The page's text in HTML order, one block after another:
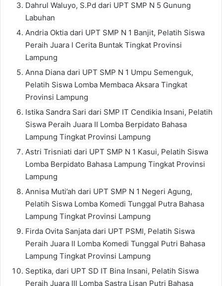
Dahrul Waluyo, S.Pd dari UPT SMP N 5 Gunung
Labuhan
Andria Oktia dari UPT SMP N 1 Banjit, Pelatih Siswa
Peraih Juara I Cerita Buntak Tingkat Provinsi
Lampung
Anna Diana dari UPT SMP N 1 Umpu Semenguk,
Pelatih Siswa Lomba Membaca Aksara Tingkat
Provinsi Lampung
Istika Sandra Sari dari SMP IT Cendikia Insani, Pelatih
Siswa Peraih Juara II Lomba Berpidato Bahasa
Lampung Tingkat Provinsi Lampung
Astri Trisniati dari UPT SMP N 1 Kasui, Pelatih Siswa
Lomba Berpidato Bahasa Lampung Tingkat Provinsi
Lampung
Annisa Muti’ah dari UPT SMP N 1 Negeri Agung,
Pelatih Siswa Lomba Komedi Tunggal Putra Bahasa
Lampung Tingkat Provinsi Lampung
Firda Ovita Sanjata dari UPT PSMI, Pelatih Siswa
Peraih Juara II Lomba Komedi Tunggal Putri Bahasa
Lampung Tingkat Provinsi Lampung
Septika, dari UPT SD IT Bina Insani, Pelatih Siswa
Peraih Juara III Lomba Sastra Lisan Putri Bahasa